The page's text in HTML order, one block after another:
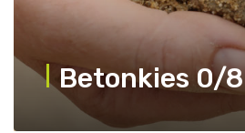
Betonkies 0/8